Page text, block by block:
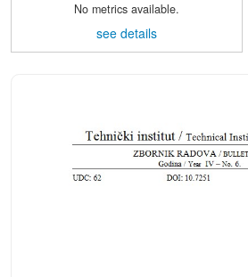
No metrics available.
see details